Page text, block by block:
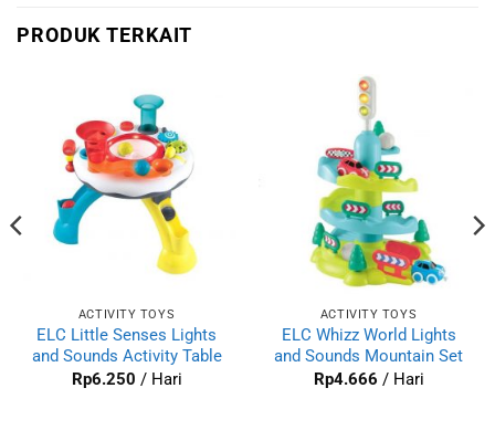
PRODUK TERKAIT
ACTIVITY TOYS
ELC Little Senses Lights
and Sounds Activity Table
Rp6.250 / Hari
ACTIVITY TOYS
ELC Whizz World Lights
and Sounds Mountain Set
Rp4.666 / Hari